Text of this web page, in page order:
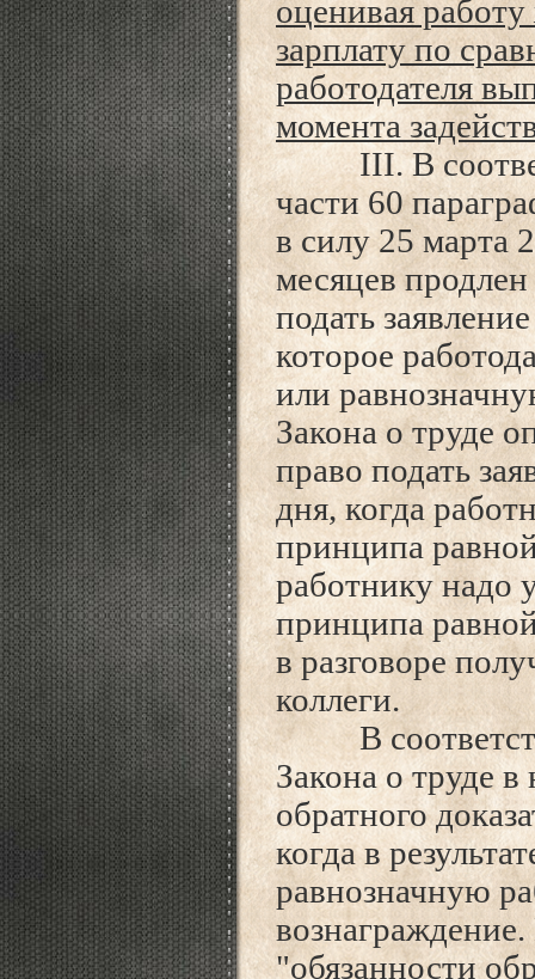
оценивая
зарплату по
работодателя
момента
III. В
части 60
в силу 25 марта
месяцев
подать
которое
или
Закона о труде
право подать
дня, когда
принципа
работнику надо
принципа
в разговоре
коллеги.
В
Закона о труде в
обратного
когда в
равнозначную
"обязанности